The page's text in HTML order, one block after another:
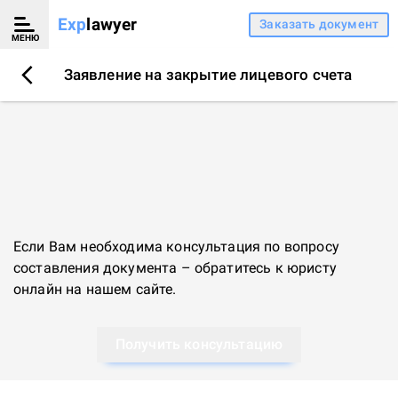
МЕНЮ
Explawyer Заказать документ
Заявление на закрытие лицевого счета
Если Вам необходима консультация по вопросу
составления документа – обратитесь к юристу
онлайн на нашем сайте.